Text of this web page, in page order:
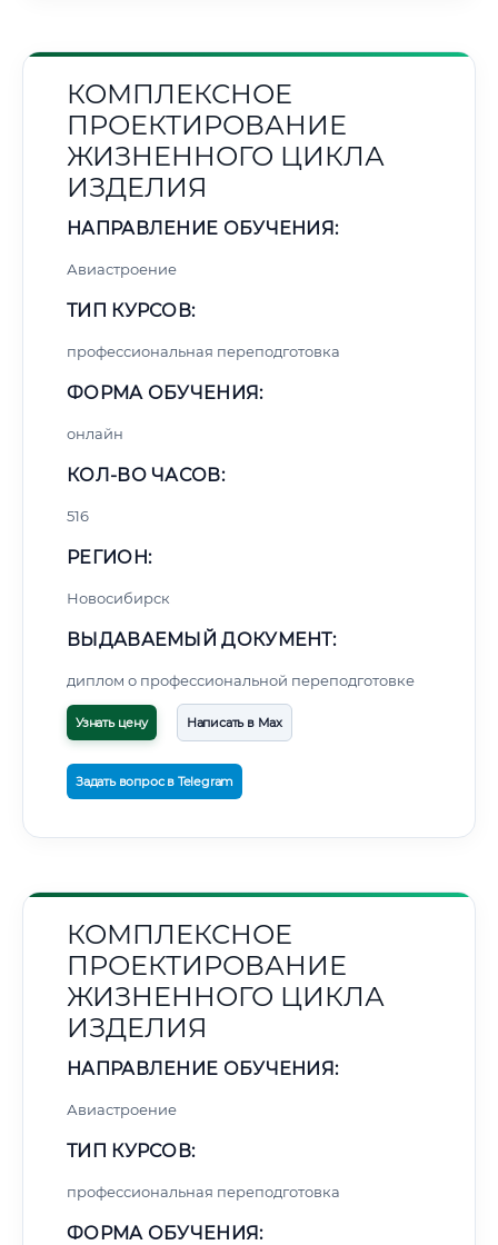
КОМПЛЕКСНОЕ
ПРОЕКТИРОВАНИЕ
ЖИЗНЕННОГО ЦИКЛА
ИЗДЕЛИЯ
НАПРАВЛЕНИЕ ОБУЧЕНИЯ:
Авиастроение
ТИП КУРСОВ:
профессиональная переподготовка
ФОРМА ОБУЧЕНИЯ:
онлайн
КОЛ-ВО ЧАСОВ:
516
РЕГИОН:
Новосибирск
ВЫДАВАЕМЫЙ ДОКУМЕНТ:
диплом о профессиональной переподготовке
Узнать цену Написать в Max
Задать вопрос в Telegram
КОМПЛЕКСНОЕ
ПРОЕКТИРОВАНИЕ
ЖИЗНЕННОГО ЦИКЛА
ИЗДЕЛИЯ
НАПРАВЛЕНИЕ ОБУЧЕНИЯ:
Авиастроение
ТИП КУРСОВ:
профессиональная переподготовка
ФОРМА ОБУЧЕНИЯ: